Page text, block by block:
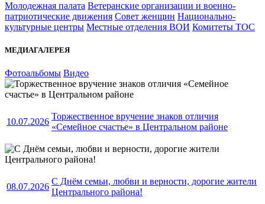
Молодежная палата Ветеранские организации и военно-
патриотические движения Совет женщин Национально-
культурные центры Местные отделения ВОИ Комитеты ТОС
МЕДИАГАЛЕРЕЯ
Фотоальбомы Видео
10.07.2026
Торжественное вручение знаков отличия
«Семейное счастье» в Центральном районе
08.07.2026
С Днём семьи, любви и верности, дорогие жители
Центрального района!